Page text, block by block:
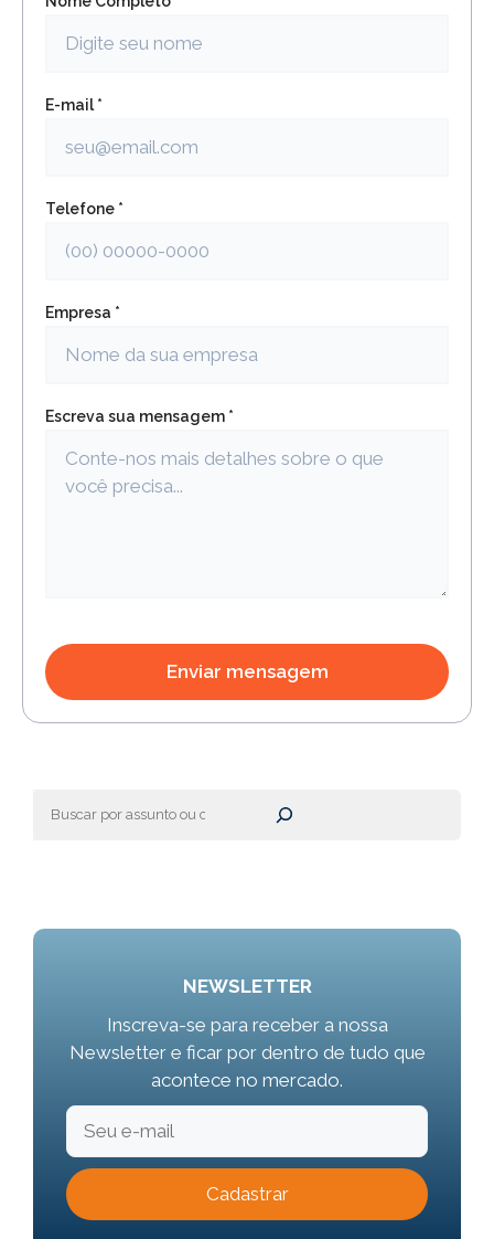
E-mail *
Telefone *
Empresa *
Escreva sua mensagem *
NEWSLETTER
Inscreva-se para receber a nossa
Newsletter e ficar por dentro de tudo que
acontece no mercado.